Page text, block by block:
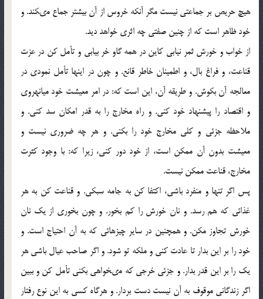
هيچ حريص بر جماعتى نيست مگر آنكه خروس از آن بيشتر جماع مى‏كند. و
خود ظاهر است كه از چنين صفتى چه اثرى خواهد ديد.
از خواب و خورش ثمر نيابى كاين در همه گاو خر بيابى و تأمل كن در عزت
قناعت، و فراغ بال، و اطمينان خاطر قانع. و چون در اين‏ها تأمل نمودى در
معالجه آن بكوش. و طريقه آن، اين است كه: در امر معيشت خود ميانه‏روى
و اقتصاد را پيشنهاد خود كنى. و راه مخارج را به قدر امكان سد كنى. و
ملاحظه جزئى و كلى مخارج خود را بكنى. و هر چه ضرورى نيست و
معيشت بدون آن ممكن است، از خود دور كنى، زيرا كه: با وجود كثرت
مخارج، قناعت ممكن نيست.
پس اگر تنها و منفرد باشى، اكتفا كن به جامه سبكى. و قناعت كن به هر
غذائى كه هم رسد. و نان خورش را كم بخور. و چون بخورى از يك نان
خورش تجاوز مكن. و همچنين در ساير چيزهائى كه به آن احتياج است. و
خود را بر اين بدار تا عادت كنى و ملكه تو شود. و اگر صاحب عيال باشى هر
يك را بر اين قدر بدار. و جزئى خرجى كه مى‏خواهى بكنى تأمل كن و ببين
اگر زندگانى موقوف به آن نيست دست بردار. و هرگاه كسى به اين نوع رفتار